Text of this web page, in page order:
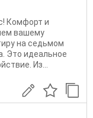
Комфорт и
вашему
на седьмом
Это идеальное
Из...